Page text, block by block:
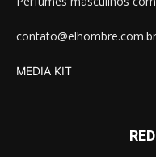
contato@elhombre.com.br
MEDIA KIT